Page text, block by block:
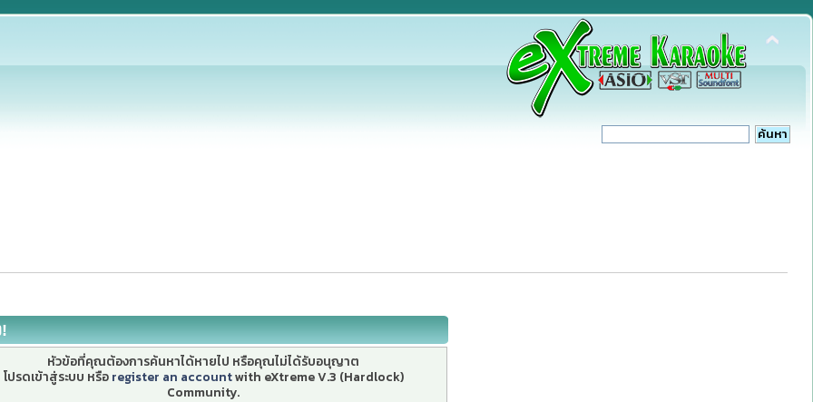
หัวข้อที่คุณต้องการค้นหาได้หายไป หรือคุณไม่ได้รับอนุญาต
โปรดเข้าสู่ระบบ หรือ register an accountwith eXtreme V.3 (Hardlock)
Community.